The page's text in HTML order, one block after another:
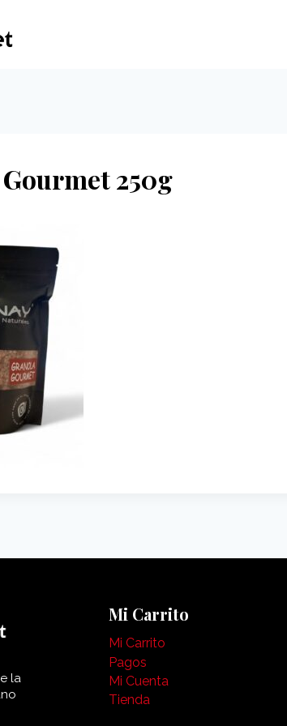
250g
la
Mi Carrito
Mi Carrito
Pagos
Mi Cuenta
Tienda